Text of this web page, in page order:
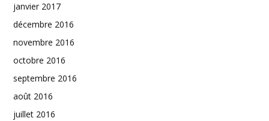
janvier 2017
décembre 2016
novembre 2016
octobre 2016
septembre 2016
août 2016
juillet 2016